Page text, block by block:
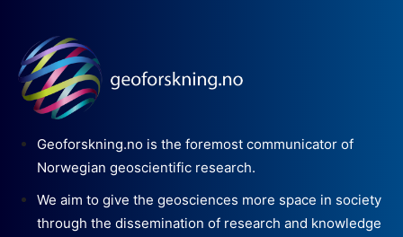
Geoforskning.no is the foremost communicator of
Norwegian geoscientific research.
We aim to give the geosciences more space in society
through the dissemination of research and knowledge